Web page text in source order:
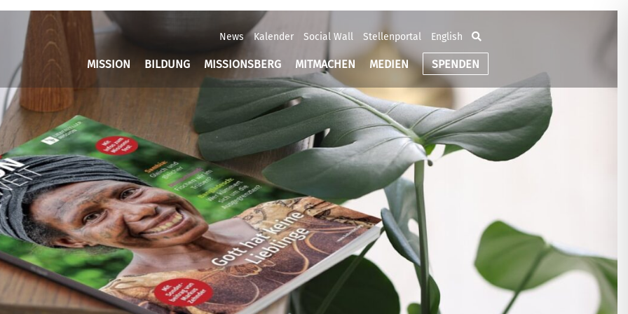
News Kalender Social Wall Stellenportal English
MISSION BILDUNG MISSIONSBERG MITMACHEN MEDIEN SPENDEN